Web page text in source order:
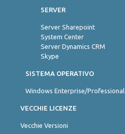
SERVER
Server Sharepoint
System Center
Server Dynamics CRM
Skype
SISTEMA OPERATIVO
Windows Enterprise/Professional
VECCHIE LICENZE
Vecchie Versioni